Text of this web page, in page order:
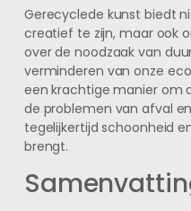
Gerecyclede kunst biedt
creatief te zijn, maar ook
over de noodzaak van
verminderen van onze
een krachtige manier om
de problemen van afval
tegelijkertijd schoonheid
brengt.